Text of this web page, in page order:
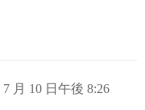
7 月 10 日午後 8:26